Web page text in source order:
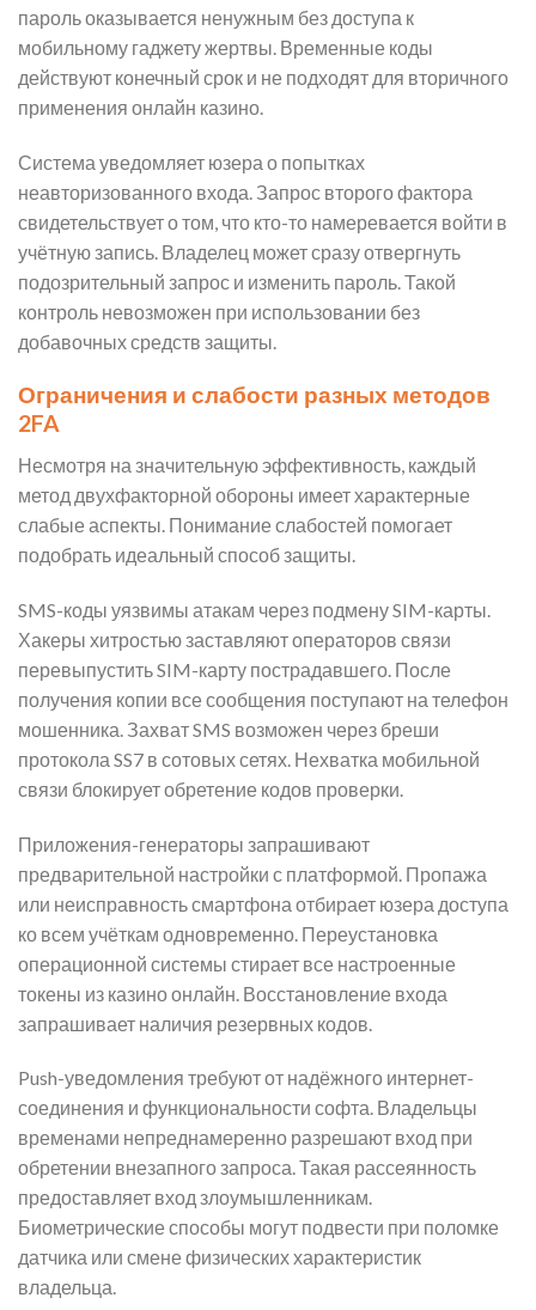
пароль оказывается ненужным без доступа к
мобильному гаджету жертвы. Временные коды
действуют конечный срок и не подходят для вторичного
применения онлайн казино.
Система уведомляет юзера о попытках
неавторизованного входа. Запрос второго фактора
свидетельствует о том, что кто-то намеревается войти в
учётную запись. Владелец может сразу отвергнуть
подозрительный запрос и изменить пароль. Такой
контроль невозможен при использовании без
добавочных средств защиты.
Ограничения и слабости разных методов
2FA
Несмотря на значительную эффективность, каждый
метод двухфакторной обороны имеет характерные
слабые аспекты. Понимание слабостей помогает
подобрать идеальный способ защиты.
SMS-коды уязвимы атакам через подмену SIM-карты.
Хакеры хитростью заставляют операторов связи
перевыпустить SIM-карту пострадавшего. После
получения копии все сообщения поступают на телефон
мошенника. Захват SMS возможен через бреши
протокола SS7 в сотовых сетях. Нехватка мобильной
связи блокирует обретение кодов проверки.
Приложения-генераторы запрашивают
предварительной настройки с платформой. Пропажа
или неисправность смартфона отбирает юзера доступа
ко всем учёткам одновременно. Переустановка
операционной системы стирает все настроенные
токены из казино онлайн. Восстановление входа
запрашивает наличия резервных кодов.
Push-уведомления требуют от надёжного интернет-
соединения и функциональности софта. Владельцы
временами непреднамеренно разрешают вход при
обретении внезапного запроса. Такая рассеянность
предоставляет вход злоумышленникам.
Биометрические способы могут подвести при поломке
датчика или смене физических характеристик
владельца.